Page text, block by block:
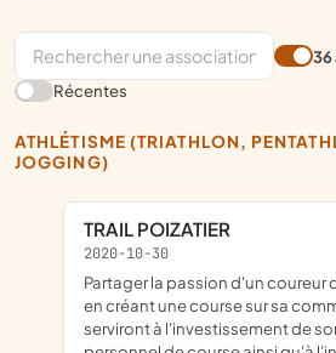
36
Récentes
ATHLÉTISME (TRIATHLON, PENTATHLON, FOOTING,
JOGGING)
TRAIL POIZATIER
2020-10-30
partager la passion d'un coureur de trail dans son village
en créant une course sur sa
serviront à l'investissement de